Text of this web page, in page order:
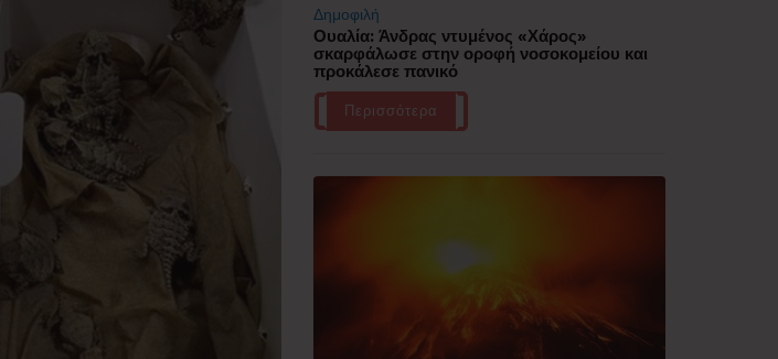
Δημοφιλή
Ουαλία: Άνδρας ντυμένος «Χάρος»
σκαρφάλωσε στην οροφή νοσοκομείου και
προκάλεσε πανικό
Περισσότερα